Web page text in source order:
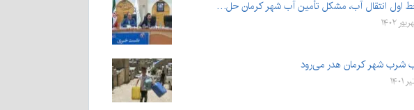
اول انتقال آب، مشکل تأمین آب شهر کرمان حل…